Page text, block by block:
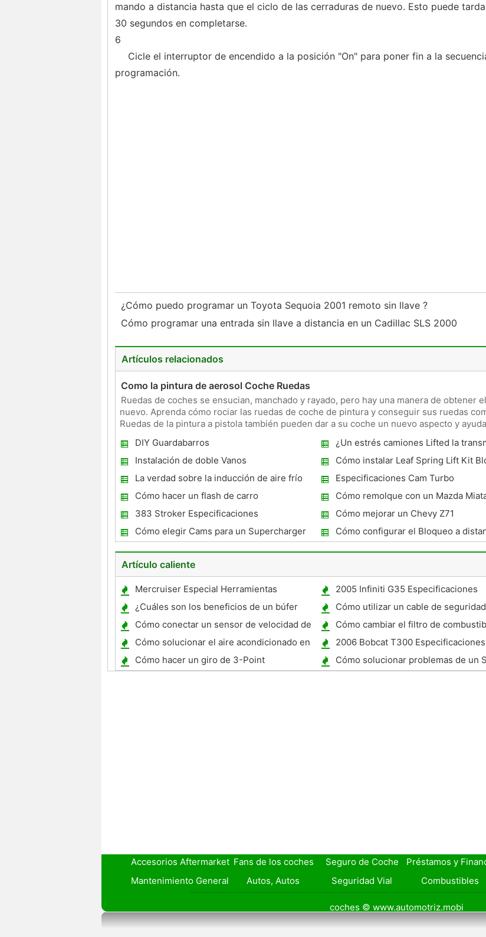
mando a distancia hasta que el ciclo de las cerraduras de nuevo. Esto puede
30 segundos en completarse.
6
Cicle el interruptor de encendido a la posición "On" para poner fin a la
programación.
¿Cómo puedo programar un Toyota Sequoia 2001 remoto sin llave ?
Cómo programar una entrada sin llave a distancia en un Cadillac SLS 2000
Artículos relacionados
Como la pintura de aerosol Coche Ruedas
Ruedas de coches se ensucian, manchado y rayado, pero hay una manera de obtener
nuevo. Aprenda cómo rociar las ruedas de coche de pintura y conseguir sus ruedas
Ruedas de la pintura a pistola también pueden dar a su coche un nuevo aspecto y
DIY Guardabarros
¿Un estrés camiones Lifted la
Instalación de doble Vanos
Cómo instalar Leaf Spring Lift Kit
La verdad sobre la inducción de aire frío
Especificaciones Cam Turbo
Cómo hacer un flash de carro
Cómo remolque con un Mazda
383 Stroker Especificaciones
Cómo mejorar un Chevy Z71
Cómo elegir Cams para un Supercharger
Cómo configurar el Bloqueo a
un Sunfire 1997
Artículo caliente
Mercruiser Especial Herramientas
2005 Infiniti G35 Especificaciones
¿Cuáles son los beneficios de un búfer
orbital?
Cómo utilizar un cable de
Cómo conectar un sensor de velocidad de
alambre de Pioneer AVIC-D1
Cómo cambiar el filtro de
Buick LeSabre 2002
Cómo solucionar el aire acondicionado en
un PT Cruiser 2003
2006 Bobcat T300 Especificaciones
Cómo hacer un giro de 3-Point
Cómo solucionar problemas de un
Xplod XM-444W
Accesorios Aftermarket Fans de los coches Seguro de Coche
Préstamos y
Mantenimiento General
Autos, Autos Seguridad Vial Combustibles
coches © www.automotriz.mobi